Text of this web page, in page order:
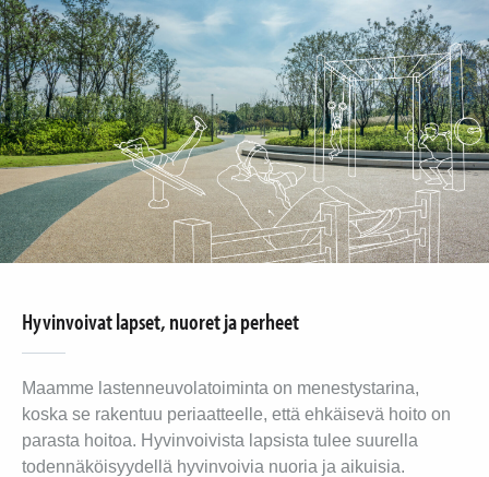
Hyvinvoivat lapset, nuoret ja perheet
Maamme lastenneuvolatoiminta on menestystarina,
koska se rakentuu periaatteelle, että ehkäisevä hoito on
parasta hoitoa. Hyvinvoivista lapsista tulee suurella
todennäköisyydellä hyvinvoivia nuoria ja aikuisia.